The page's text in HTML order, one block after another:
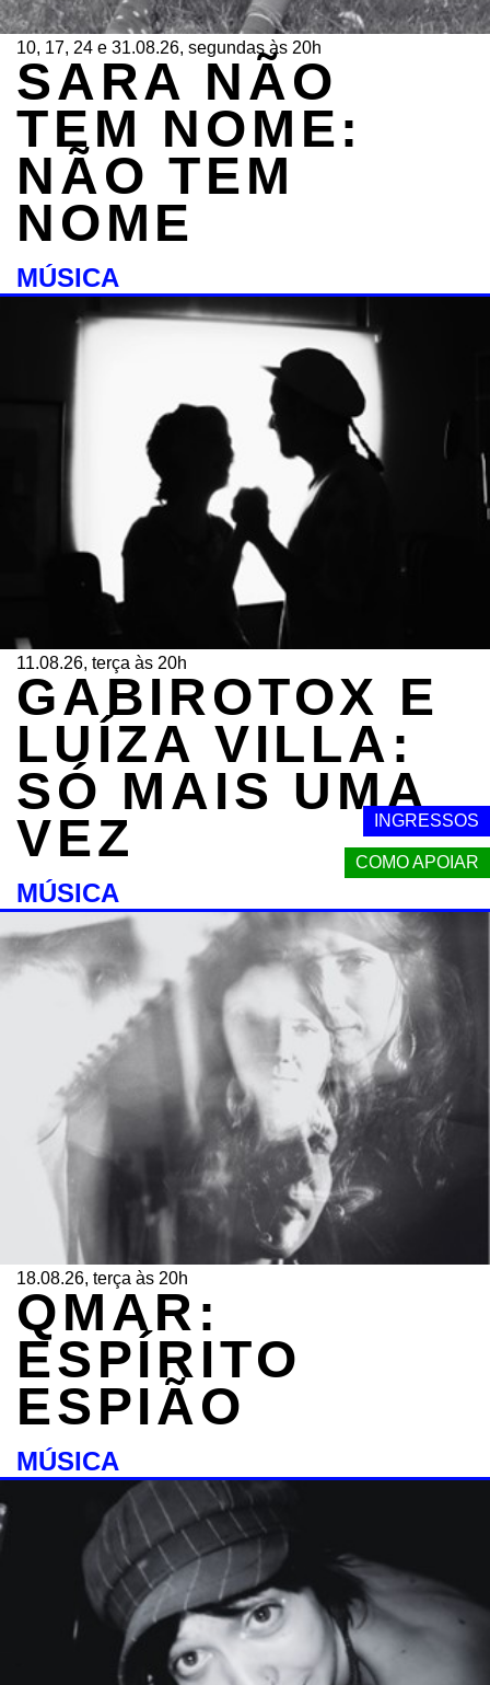
INGRESSOS
COMO APOIAR
10, 17, 24 e 31.08.26, segundas às 20h
SARA NÃO
TEM NOME:
NÃO TEM
NOME
MÚSICA
11.08.26, terça às 20h
GABIROTOX E
LUÍZA VILLA:
SÓ MAIS UMA
VEZ
MÚSICA
18.08.26, terça às 20h
QMAR:
ESPÍRITO
ESPIÃO
MÚSICA